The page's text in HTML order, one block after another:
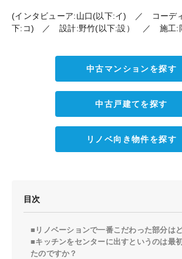
(インタビューア:山口(以下:イ) ／ コーデ
下:コ) ／ 設計:野竹(以下:設） ／ 施工:
中古マンションを探す
中古戸建てを探す
リノベ向き物件を探す
目次
■リノベーションで一番こだわった部分は
■キッチンをセンターに出すというのは最
たのですか？